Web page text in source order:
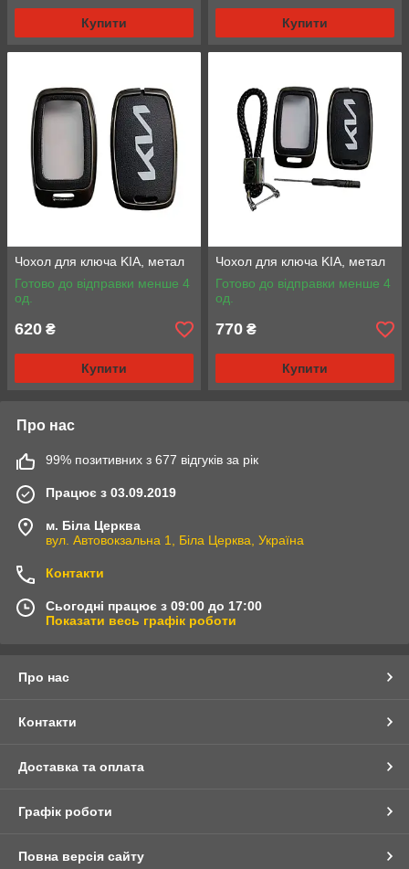
Купити Купити
Чохол для ключа KIA, метал
Готово до відправки менше 4
од.
620 ₴
Купити
Чохол для ключа KIA, метал
Готово до відправки менше 4
од.
770 ₴
Купити
Про нас
99% позитивних з 677 відгуків за рік
Працює з 03.09.2019
м. Біла Церква
вул. Автовокзальна 1, Біла Церква, Україна
Контакти
Сьогодні працює з 09:00 до 17:00
Показати весь графік роботи
Про нас
Контакти
Доставка та оплата
Графік роботи
Повна версія сайту